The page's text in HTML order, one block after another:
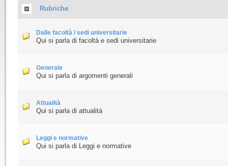
Rubriche
Dalle facoltà / sedi universitarie
Qui si parla di facoltà e sedi universitarie
Generale
Qui si parla di argomenti generali
Attualità
Qui si parla di attualità
Leggi e normative
Qui si parla di Leggi e normative